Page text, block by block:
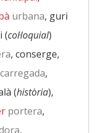
urbana, guri
(col·loquial)
, conserge,
,
(història),
portera,
,